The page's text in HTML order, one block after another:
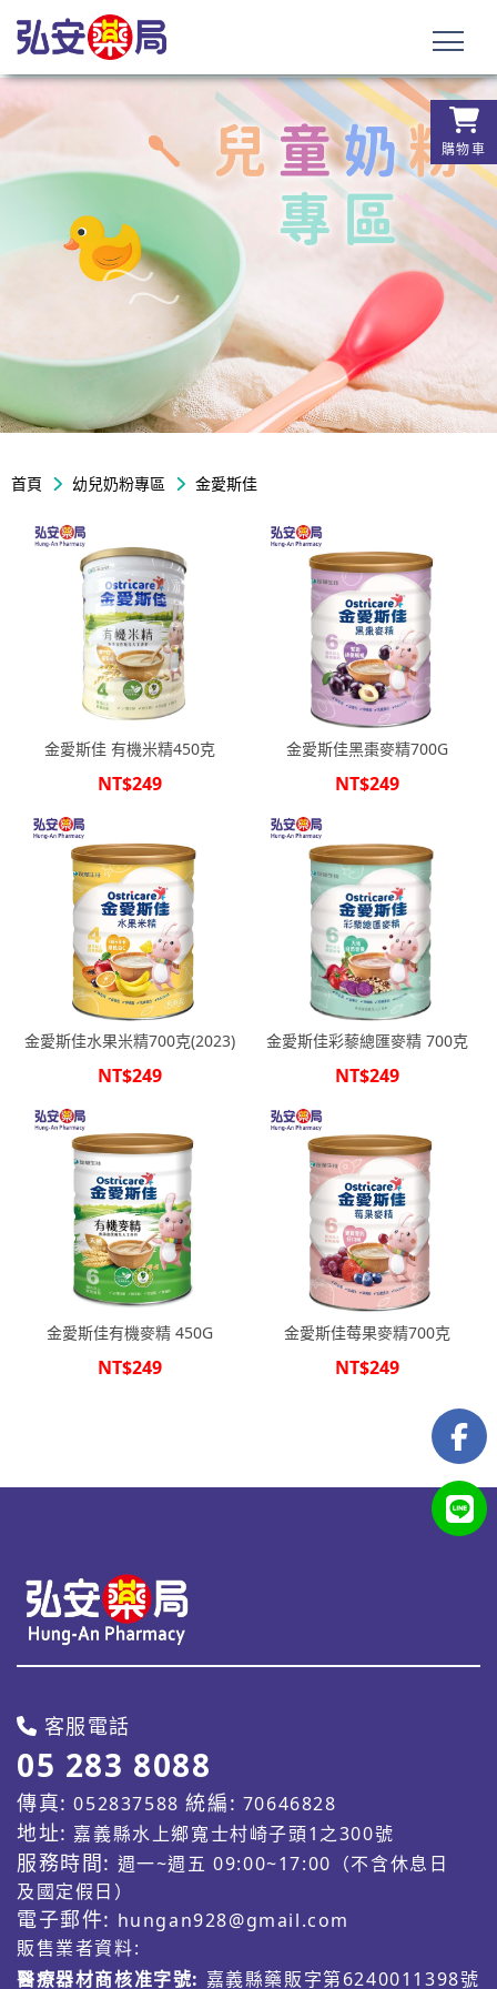
購物車
首頁 幼兒奶粉專區 金愛斯佳
金愛斯佳 有機米精450克
NT$249
金愛斯佳黑棗麥精700G
NT$249
金愛斯佳水果米精700克(2023)
NT$249
金愛斯佳彩藜總匯麥精 700克
NT$249
金愛斯佳有機麥精 450G
NT$249
金愛斯佳莓果麥精700克
NT$249
客服電話
05 283 8088
傳真: 052837588統編: 70646828
地址: 嘉義縣水上鄉寬士村崎子頭1之300號
服務時間: 週一~週五 09:00~17:00（不含休息日
及國定假日）
電子郵件: hungan928@gmail.com
販售業者資料:
醫療器材商核准字號: 嘉義縣藥販字第6240011398號